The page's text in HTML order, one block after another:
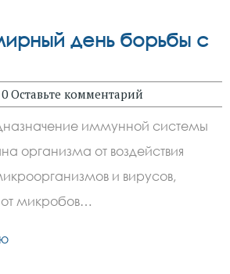
день борьбы с
0 Оставьте комментарий
иммунной системы
организма от воздействия
и вирусов,
микробов…